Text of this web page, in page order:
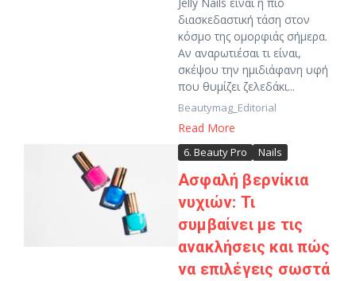
διασκεδαστική τάση στον
κόσμο της ομορφιάς σήμερα.
Αν αναρωτιέσαι τι είναι,
σκέψου την ημιδιάφανη υφή
που θυμίζει ζελεδάκι...
Beautymag_Editorial
Read More
6. Beauty Pro Nails
Ασφαλή βερνίκια
νυχιών: Τι
συμβαίνει με τις
ανακλήσεις και πώς
να επιλέγεις σωστά